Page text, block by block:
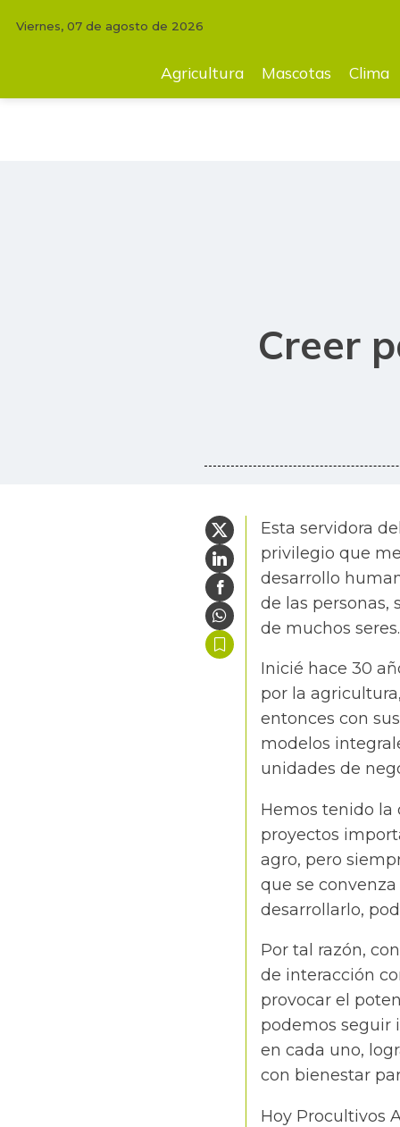
MARÍA HELENA LATORRE Creer para crear
Viernes, 07 de agosto de 2026
Agricultura Mascotas Clima
Creer
Esta servidora
privilegio que
desarrollo
de las personas,
de muchos seres.
Inicié hace 30
por la
entonces con
modelos
unidades de
Hemos tenido la
proyectos
agro, pero
que se
desarrollarlo,
Por tal razón,
de interacción
provocar el
podemos seguir
en cada uno,
con bienestar
Hoy Procultivos